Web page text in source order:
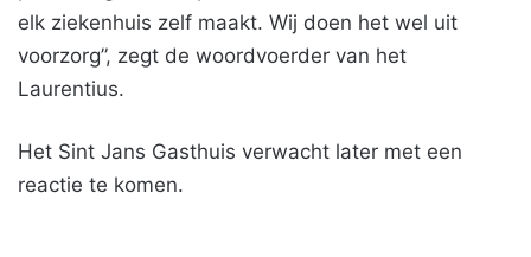
elk ziekenhuis zelf maakt. Wij doen het wel uit
voorzorg”, zegt de woordvoerder van het
Laurentius.
Het Sint Jans Gasthuis verwacht later met een
reactie te komen.